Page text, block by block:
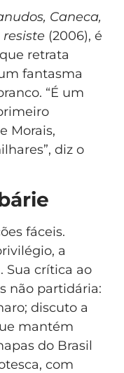
Caneca,
(2006), é
retrata
fantasma
“É um
Morais,
diz o
fáceis.
a
Sua crítica ao
não partidária:
discuto a
mantém
do Brasil
com